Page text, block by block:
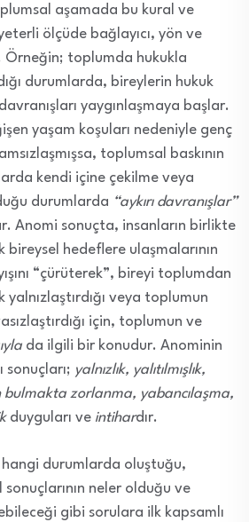
aşamada bu kural ve
ölçüde bağlayıcı, yön ve
toplumda hukukla
durumlarda, bireylerin hukuk
yaygınlaşmaya başlar.
yaşam koşuları nedeniyle genç
toplumsal baskının
kendi içine çekilme veya
durumlarda “aykırı davranışlar”
Anomi sonuçta, insanların birlikte
hedeflere ulaşmalarının
“çürüterek”, bireyi toplumdan
veya toplumun
için, toplumun ve
da ilgili bir konudur. Anominin
sonuçları; yalnızlık, yalıtılmışlık,
zorlanma, yabancılaşma,
duyguları ve intihardır.
durumlarda oluştuğu,
neler olduğu ve
gibi sorulara ilk kapsamlı